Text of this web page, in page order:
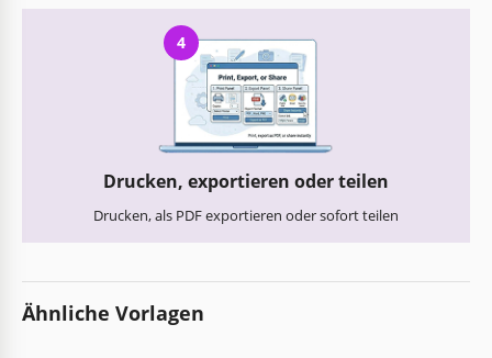
4
Drucken, exportieren oder teilen
Drucken, als PDF exportieren oder sofort teilen
Ähnliche Vorlagen